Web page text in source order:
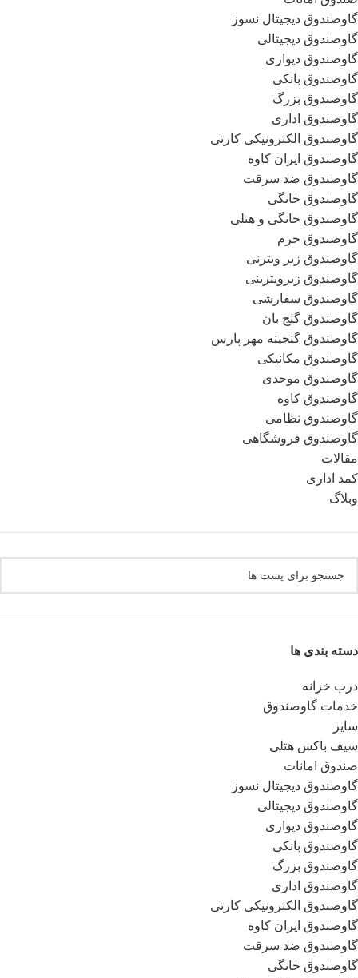
گاوصندوق دیجیتال نسوز
گاوصندوق دیجیتالی
گاوصندوق دیواری
گاوصندوق بانکی
گاوصندوق بزرگ
گاوصندوق اداری
گاوصندوق الکترونیکی کارتی
گاوصندوق ایران کاوه
گاوصندوق ضد سرقت
گاوصندوق خانگی
گاوصندوق خانگی و هتلی
گاوصندوق خرم
گاوصندوق زیر ویترنی
گاوصندوق زیرویترینی
گاوصندوق سفارشی
گاوصندوق گنج بان
گاوصندوق گنجینه مهر پارس
گاوصندوق مکانیکی
گاوصندوق موحدی
گاوصندوق کاوه
گاوصندوق نظامی
گاوصندوق فروشگاهی
مقالات
کمد اداری
وبلاگ
دسته بندی ها
درب خزانه
خدمات گاوصندوق
سایر
سیف باکس هتلی
صندوق امانات
گاوصندوق دیجیتال نسوز
گاوصندوق دیجیتالی
گاوصندوق دیواری
گاوصندوق بانکی
گاوصندوق بزرگ
گاوصندوق اداری
گاوصندوق الکترونیکی کارتی
گاوصندوق ایران کاوه
گاوصندوق ضد سرقت
گاوصندوق خانگی